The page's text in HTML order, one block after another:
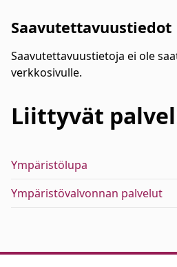
Saavutettavuustiedot
Saavutettavuustietoja ei ole
verkkosivulle.
Liittyvät
Ympäristölupa
Ympäristövalvonnan palvelut